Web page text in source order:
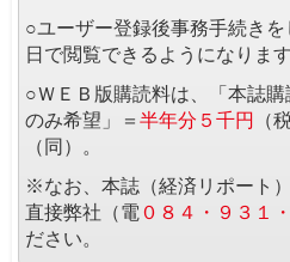
○ユーザー登録後事務手続き
日で閲覧できるようになります
○ＷＥＢ版購読料は、「本誌購
のみ希望」＝ 半年分５千円 （
（同）。
※なお、本誌（経済リポート
直接弊社（電 ０８４・９３１
ださい。